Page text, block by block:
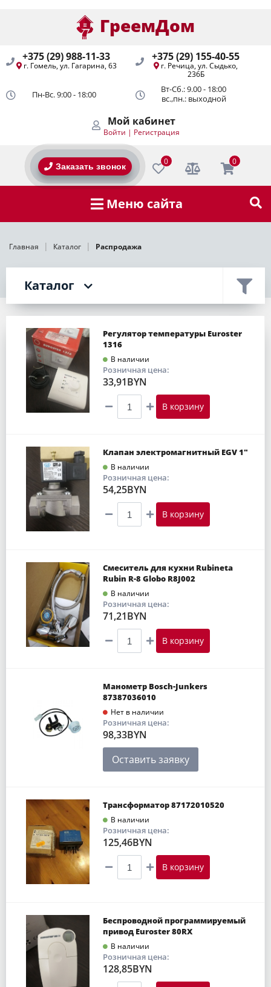
ГреемДом ГреемДом
+375 (29) 988-11-33
г. Гомель, ул. Гагарина, 63
+375 (29) 155-40-55
г. Речица, ул. Сыдько,
236Б
Пн-Вс. 9:00 - 18:00
Вт-Сб.: 9.00 - 18:00
вс.,пн.: выходной
Мой кабинет
Войти | Регистрация
Заказать звонок 0 0
Меню сайта
Главная | Каталог | Распродажа
Каталог
Регулятор температуры Euroster
1316
В наличии
Розничная цена:
33,91BYN
В корзину
Клапан электромагнитный EGV 1"
В наличии
Розничная цена:
54,25BYN
В корзину
Смеситель для кухни Rubineta
Rubin R-8 Globo R8J002
В наличии
Розничная цена:
71,21BYN
В корзину
Манометр Bosch-Junkers
87387036010
Нет в наличии
Розничная цена:
98,33BYN
Оставить заявку
Трансформатор 87172010520
В наличии
Розничная цена:
125,46BYN
В корзину
Беспроводной программируемый
привод Euroster 80RX
В наличии
Розничная цена:
128,85BYN